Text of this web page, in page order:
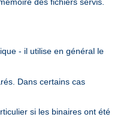
- il utilise en général le
Dans certains cas
si les binaires ont été